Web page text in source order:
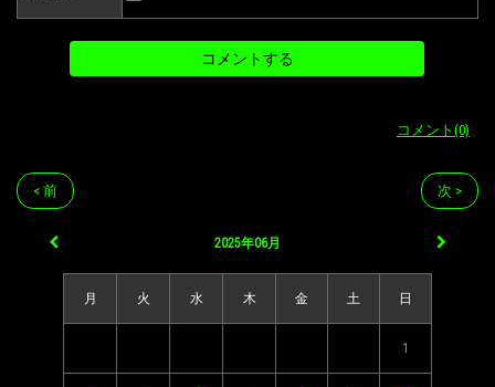
コメント(0)
< 前 次 >
2025年06月
月 火 水 木 金 土 日
1